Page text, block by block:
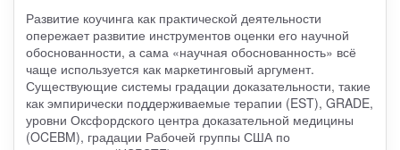
Развитие коучинга как практической деятельности
опережает развитие инструментов оценки его научной
обоснованности, а сама «научная обоснованность» всё
чаще используется как маркетинговый аргумент.
Существующие системы градации доказательности, такие
как эмпирически поддерживаемые терапии (EST), GRADE,
уровни Оксфордского центра доказательной медицины
(OCEBM), градации Рабочей группы США по